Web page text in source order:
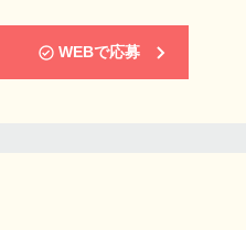
WEBで応募